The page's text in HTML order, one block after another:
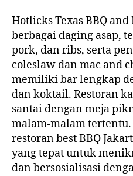
Hotlicks Texas BBQ
berbagai daging asap,
pork, dan ribs, serta
coleslaw dan mac and
memiliki bar lengkap
dan koktail. Restoran
santai dengan meja
malam-malam tertentu.
restoranbest BBQ
yang tepat untuk
dan bersosialisasi